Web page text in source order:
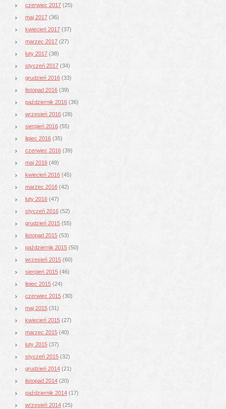
czerwiec 2017 (25)
maj 2017 (36)
kwiecień 2017 (37)
marzec 2017 (27)
luty 2017 (38)
styczeń 2017 (34)
grudzień 2016 (33)
listopad 2016 (39)
październik 2016 (36)
wrzesień 2016 (28)
sierpień 2016 (55)
lipiec 2016 (35)
czerwiec 2016 (39)
maj 2016 (49)
kwiecień 2016 (45)
marzec 2016 (42)
luty 2016 (47)
styczeń 2016 (52)
grudzień 2015 (55)
listopad 2015 (53)
październik 2015 (50)
wrzesień 2015 (60)
sierpień 2015 (46)
lipiec 2015 (24)
czerwiec 2015 (30)
maj 2015 (31)
kwiecień 2015 (27)
marzec 2015 (40)
luty 2015 (37)
styczeń 2015 (32)
grudzień 2014 (21)
listopad 2014 (20)
październik 2014 (17)
wrzesień 2014 (25)